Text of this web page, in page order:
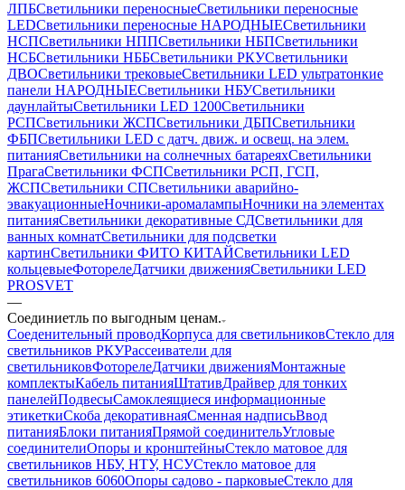
ЛПБСветильники переносныеСветильники переносные
LEDСветильники переносные НАРОДНЫЕСветильники
НСПСветильники НППСветильники НБПСветильники
НСБСветильники НББСветильники РКУСветильники
ДВОСветильники трековыеСветильники LED ультратонкие
панели НАРОДНЫЕСветильники НБУСветильники
даунлайтыСветильники LED 1200Светильники
РСПСветильники ЖСПСветильники ДБПСветильники
ФБПСветильники LED с датч. движ. и освещ. на элем.
питанияСветильники на солнечных батареяхСветильники
ПрагаСветильники ФСПСветильники РСП, ГСП,
ЖСПСветильники СПСветильники аварийно-
эвакуационныеНочники-аромалампыНочники на элементах
питанияСветильники декоративные СДСветильники для
ванных комнатСветильники для подсветки
картинСветильники ФИТО КИТАЙСветильники LED
кольцевыеФоторелеДатчики движенияСветильники LED
PROSVET
—
Соединиетль по выгодным ценам.
Соеденительный проводКорпуса для светильниковСтекло для
светильников РКУРассеиватели для
светильниковФоторелеДатчики движенияМонтажные
комплектыКабель питанияШтативДрайвер для тонких
панелейПодвесыСамоклеящиеся информационные
этикеткиСкоба декоративнаяСменная надписьВвод
питанияБлоки питанияПрямой соединительУгловые
соединителиОпоры и кронштейныСтекло матовое для
светильников НБУ, НТУ, НСУСтекло матовое для
светильников 6060Опоры садово - парковыеСтекло для